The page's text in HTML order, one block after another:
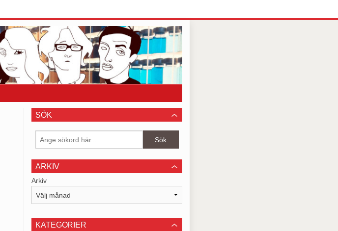
SÖK
ARKIV
Arkiv
KATEGORIER